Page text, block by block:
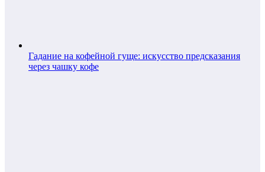
Гадание на кофейной гуще: искусство предсказания
через чашку кофе